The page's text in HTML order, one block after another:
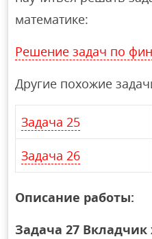
математике:
Решение задач по
Другие похожие
Задача 25
Задача 26
Описание работы:
Задача 27 Вкладчик